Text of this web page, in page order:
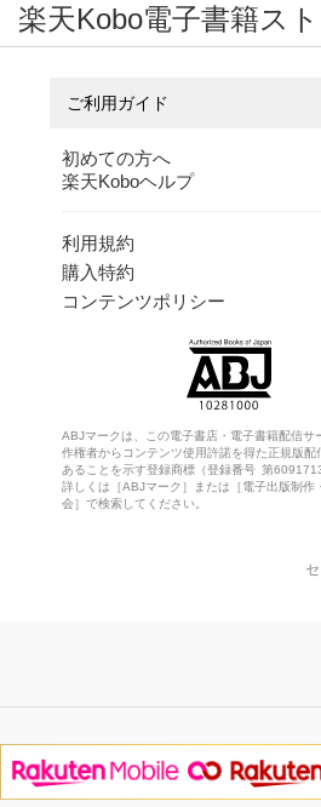
楽天Kobo電子書籍ス
ご利用ガイド
初めての方へ
楽天Koboヘルプ
利用規約
購入特約
コンテンツポリシー
ABJマークは、この電子書店・電子書籍配信サ
作権者からコンテンツ使用許諾を得た正規版配
あることを示す登録商標（登録番号 第
詳しくは［ABJマーク］または［電子出版制作
会］で検索してください。